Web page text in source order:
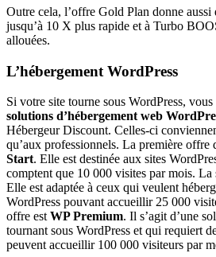
Outre cela, l’offre Gold Plan donne aussi
jusqu’à 10 X plus rapide et à Turbo
allouées.
L’hébergement WordPress
Si votre site tourne sous WordPress,
solutions d’hébergement web
Hébergeur Discount. Celles-ci
qu’aux professionnels. La première offre
Start. Elle est destinée aux sites
comptent que 10 000 visites par mois. La
Elle est adaptée à ceux qui veulent
WordPress pouvant accueillir 25 000
offre estWP Premium. Il s’agit d’une
tournant sous WordPress et qui requiert
peuvent accueillir 100 000 visiteurs par